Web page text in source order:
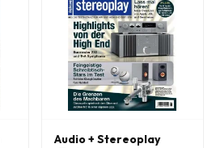
Audio + Stereoplay